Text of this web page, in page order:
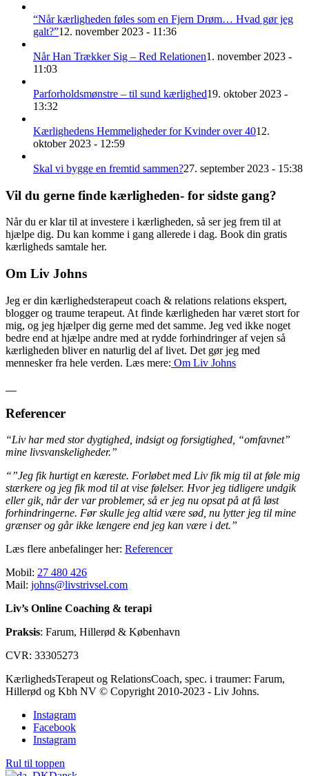
“Når kærligheden føles som en Fjern Drøm… Hvad gør jeg
galt?”12. november 2023 - 11:36
Når Han Trækker Sig – Red Relationen1. november 2023 -
11:03
Parforholdsmønstre – til sund kærlighed19. oktober 2023 -
13:32
Kærlighedens Hemmeligheder for Kvinder over 4012.
oktober 2023 - 12:59
Skal vi bygge en fremtid sammen?27. september 2023 - 15:38
Vil du gerne finde kærligheden- for sidste gang?
Når du er klar til at investere i kærligheden, så ser jeg frem til at
hjælpe dig. Du kan komme i gang allerede i dag. Book din gratis
kærligheds samtale her.
Om Liv Johns
Jeg er din kærlighedsterapeut coach & relations relations ekspert,
blogger og traume terapeut. At finde kærligheden har været stort for
mig, og jeg hjælper dig gerne med det samme. Jeg ved ikke noget
bedre end at hjælpe andre med at rydde forhindringer af vejen så
kærligheden bliver en naturlig del af livet. Det gør jeg med
mennesker fra hele verden. Læs mere: Om Liv Johns
Referencer
“Liv har med stor dygtighed, indsigt og forsigtighed, “omfavnet”
mine livsvanskeligheder.”
“”Jeg fik hurtigt en kæreste. Forløbet med Liv fik mig til at føle mig
stærkere og jeg fik mod til at vise følelser. Hvor jeg tidligere undgik
eller gik, når der var problemer, så er jeg nu opsat på at få løst
forhindringerne. Før skulle jeg altid være sød, nu lytter jeg til mine
grænser og går ikke længere end jeg kan være i det.”
Læs flere anbefalinger her: Referencer
Mobil: 27 480 426
Mail: johns@livstrivsel.com
Liv’s Online Coaching & terapi
Praksis: Farum, Hillerød & København
CVR: 33305273
KærlighedsTerapeut og RelationsCoach, spec. i traumer: Farum,
Hillerød og Kbh NV © Copyright 2010-2023 - Liv Johns.
Instagram
Facebook
Instagram
Rul til toppen